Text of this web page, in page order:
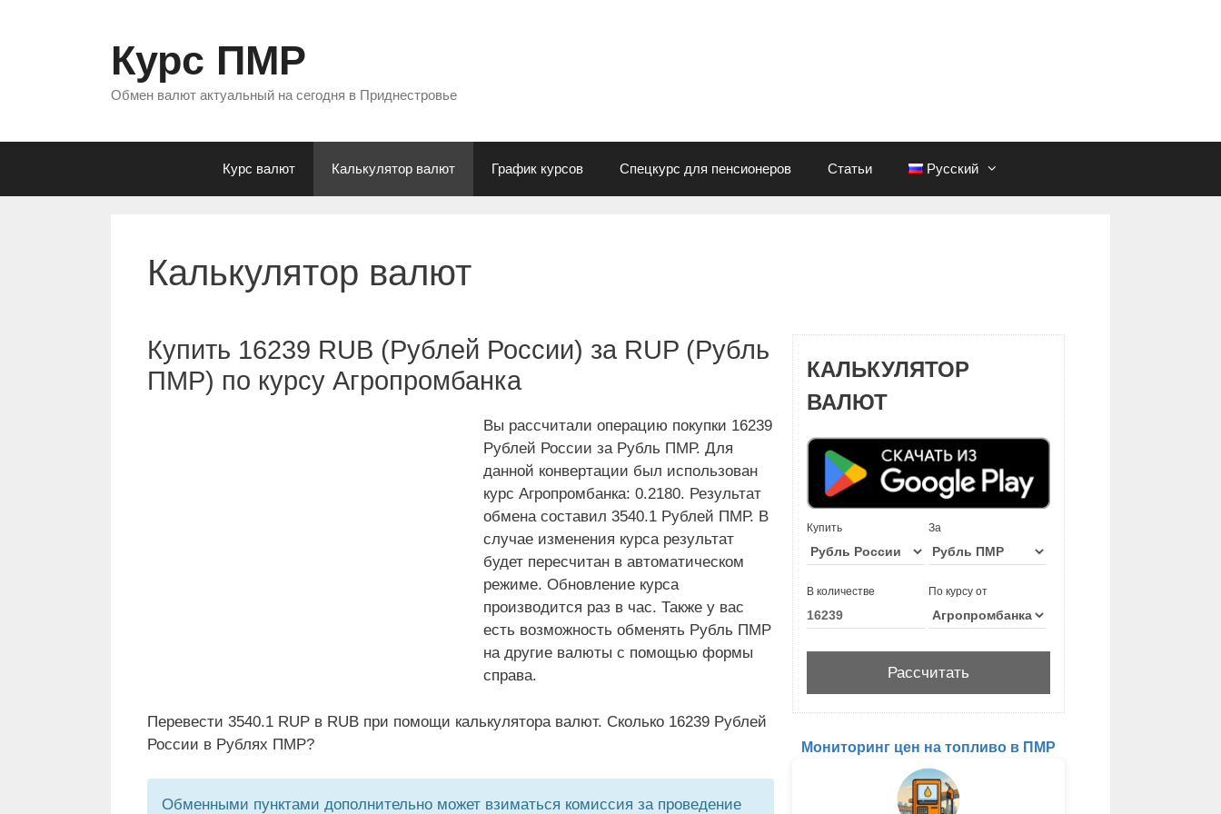
Курс ПМР
Обмен валют актуальный на сегодня в Приднестровье
Курс валют Калькулятор валют График курсов Спецкурс для пенсионеров Статьи Русский
Калькулятор валют
Купить 16239 RUB (Рублей России) за RUP (Рубль
ПМР) по курсу Агропромбанка
Вы рассчитали операцию покупки 16239
Рублей России за Рубль ПМР. Для
данной конвертации был использован
курс Агропромбанка: 0.2180. Результат
обмена составил 3540.1 Рублей ПМР. В
случае изменения курса результат
будет пересчитан в автоматическом
режиме. Обновление курса
производится раз в час. Также у вас
есть возможность обменять Рубль ПМР
на другие валюты с помощью формы
справа.
Перевести 3540.1 RUP в RUB при помощи калькулятора валют. Сколько 16239 Рублей
России в Рублях ПМР?
Обменными пунктами дополнительно может взиматься комиссия за проведение
КАЛЬКУЛЯТОР
ВАЛЮТ
Купить За
В количестве По курсу от
Мониторинг цен на топливо в ПМР